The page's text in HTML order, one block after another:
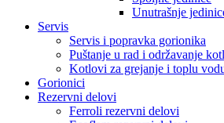
Unutrašnje
Servis
Servis i popravka gorionika
Puštanje u rad i održavanje
Kotlovi za grejanje i toplu
Gorionici
Rezervni delovi
Ferroli rezervni delovi